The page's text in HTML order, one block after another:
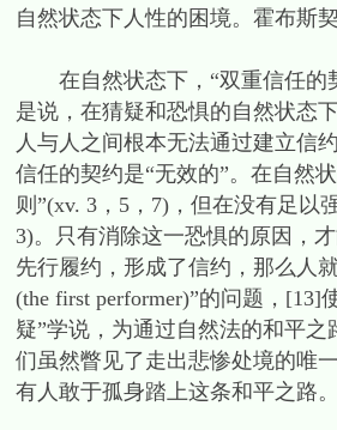
自然状态下人性的困境。霍布斯
在自然状态下，“双重信任的契
是说，在猜疑和恐惧的自然状态
人与人之间根本无法通过建立信
信任的契约是“无效的”。在自然
则”(xv. 3，5，7)，但在没有足以
3)。只有消除这一恐惧的原因，
先行履约，形成了信约，那么人
(the first performer)”的问题，
疑”学说，为通过自然法的和平
们虽然瞥见了走出悲惨处境的唯
有人敢于孤身踏上这条和平之路